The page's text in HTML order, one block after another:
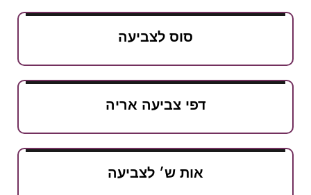
סוס לצביעה
דפי צביעה אריה
אות ש׳ לצביעה